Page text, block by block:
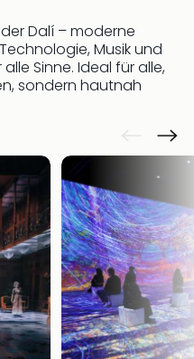
Dalí – moderne
Musik und
Sinne. Ideal für alle,
sondern hautnah